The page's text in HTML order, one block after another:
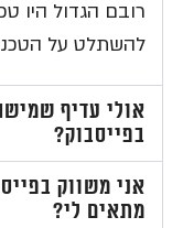
הגדול היו
על הטכני של
עדיף שמישהו
משווק
לי?